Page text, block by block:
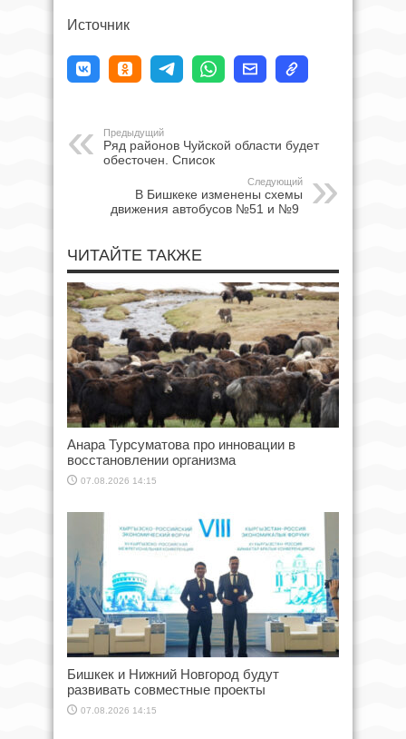
Источник
Предыдущий
Ряд районов Чуйской области будет
обесточен. Список
Следующий
В Бишкеке изменены схемы
движения автобусов №51 и №9
ЧИТАЙТЕ ТАКЖЕ
Анара Турсуматова про инновации в
восстановлении организма
07.08.2026 14:15
Бишкек и Нижний Новгород будут
развивать совместные проекты
07.08.2026 14:15